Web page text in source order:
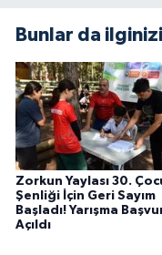
Bunlar da
Zorkun Yaylası 30.
Şenliği İçin Geri Sayım
Başladı! Yarışma
Açıldı